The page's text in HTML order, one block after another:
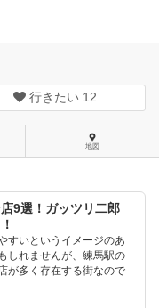
行きたい 12
地図
9選！ガッツリ二郎
すいというイメージのあ
しれませんが、練馬駅の
が多く存在する街なので